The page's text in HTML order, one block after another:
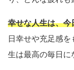
幸せな人生は、今
日幸せや充足感
生は最高の毎日に